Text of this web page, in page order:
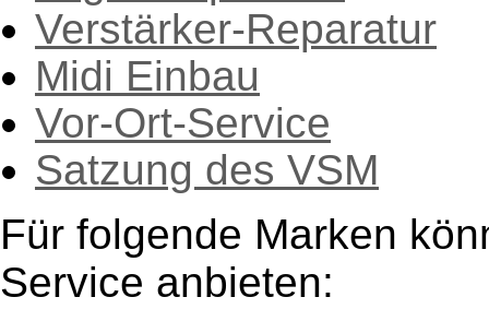
Verstärker-Reparatur
Midi Einbau
Vor-Ort-Service
Satzung des VSM
Für folgende Marken
Service anbieten: